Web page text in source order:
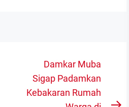
Damkar Muba
Sigap Padamkan
Kebakaran Rumah